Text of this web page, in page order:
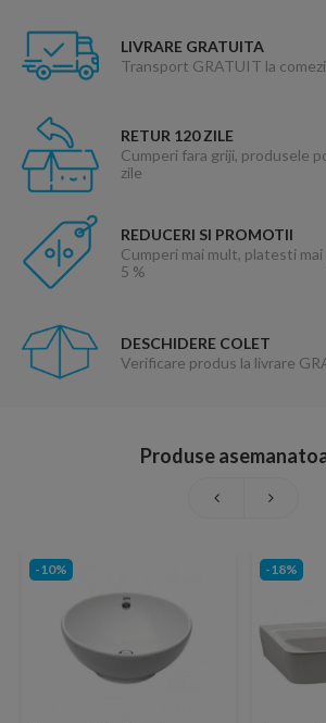
LIVRARE GRATUITA
Transport GRATUIT la
RETUR 120 ZILE
Cumperi fara griji, produsele
zile
REDUCERI SI PROMOTII
Cumperi mai mult, platesti
5 %
DESCHIDERE COLET
Verificare produs la livrare
Produse
-10% -18%